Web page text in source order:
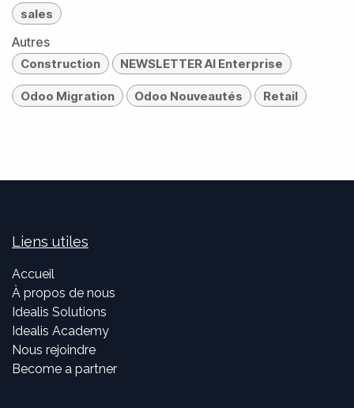
sales
Autres
Construction NEWSLETTER AI Enterprise
Odoo Migration Odoo Nouveautés Retail
Liens utiles
Accueil
À propos de nous
Idealis Solutions
Idealis Academy
Nous rejoindre
Become a partner